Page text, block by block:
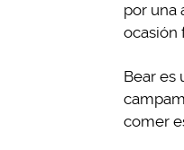
por una
ocasión
Bear es
comer